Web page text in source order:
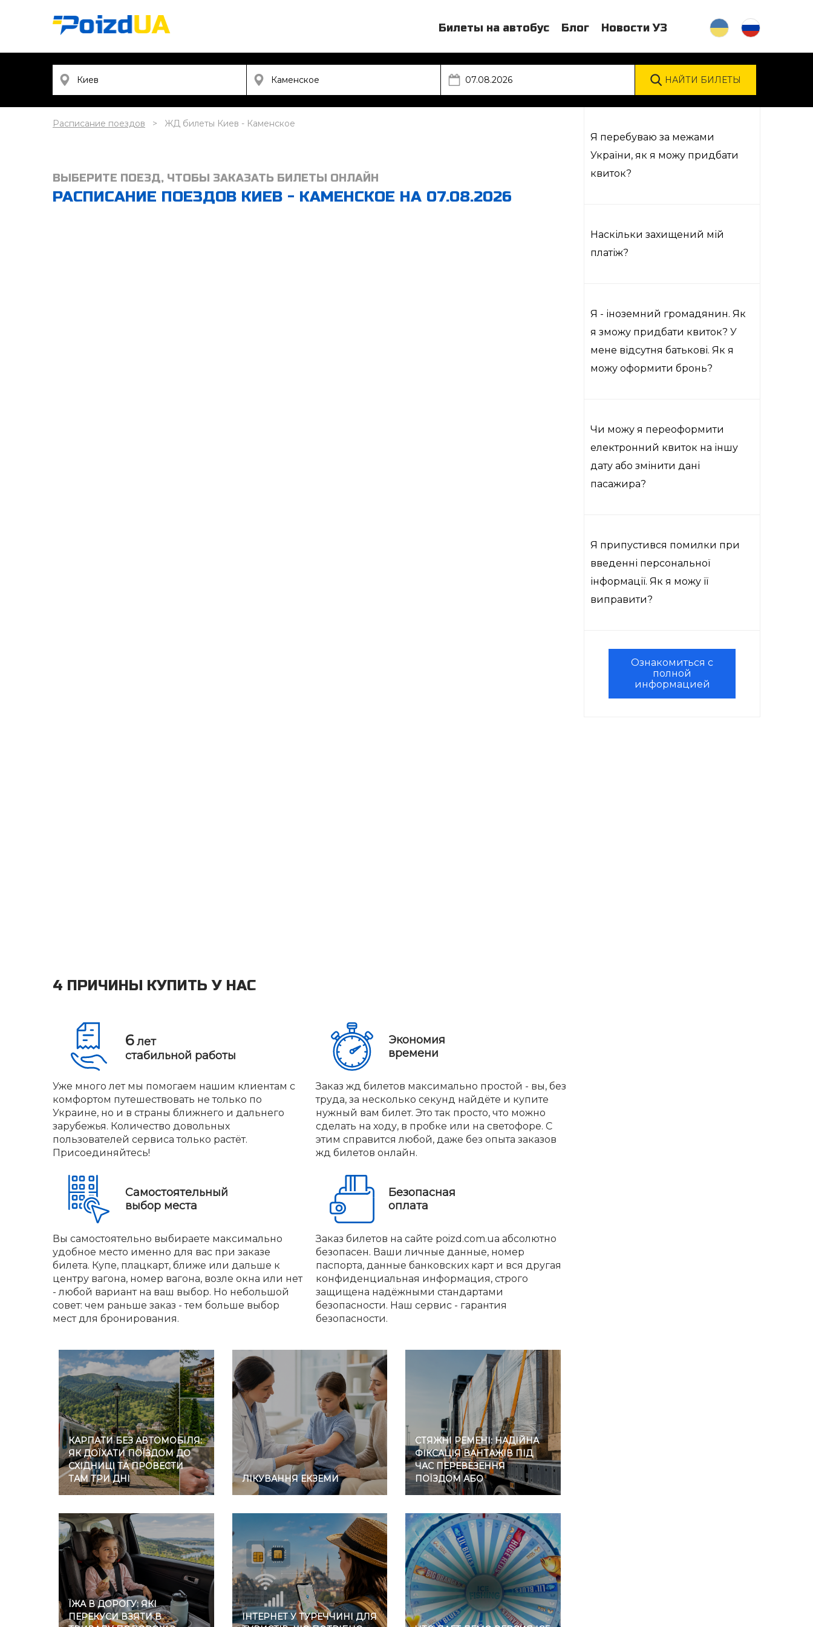
Билеты на автобус Блог Новости УЗ
Расписание поездов ЖД билеты Киев - Каменское
ВЫБЕРИТЕ ПОЕЗД, ЧТОБЫ ЗАКАЗАТЬ БИЛЕТЫ ОНЛАЙН
РАСПИСАНИЕ ПОЕЗДОВ КИЕВ - КАМЕНСКОЕ НА 07.08.2026
4 ПРИЧИНЫ КУПИТЬ У НАС
6лет
стабильной работы
Уже много лет мы помогаем нашим клиентам с
комфортом путешествовать не только по
Украине, но и в страны ближнего и дальнего
зарубежья. Количество довольных
пользователей сервиса только растёт.
Присоединяйтесь!
Экономия
времени
Заказ жд билетов максимально простой - вы, без
труда, за несколько секунд найдёте и купите
нужный вам билет. Это так просто, что можно
сделать на ходу, в пробке или на светофоре. С
этим справится любой, даже без опыта заказов
жд билетов онлайн.
Самостоятельный
выбор места
Вы самостоятельно выбираете максимально
удобное место именно для вас при заказе
билета. Купе, плацкарт, ближе или дальше к
центру вагона, номер вагона, возле окна или нет
- любой вариант на ваш выбор. Но небольшой
совет: чем раньше заказ - тем больше выбор
мест для бронирования.
Безопасная
оплата
Заказ билетов на сайте poizd.com.ua абсолютно
безопасен. Ваши личные данные, номер
паспорта, данные банковских карт и вся другая
конфиденциальная информация, строго
защищена надёжными стандартами
безопасности. Наш сервис - гарантия
безопасности.
КАРПАТИ БЕЗ АВТОМОБІЛЯ:
ЯК ДОЇХАТИ ПОЇЗДОМ ДО
СХІДНИЦІ ТА ПРОВЕСТИ
ТАМ ТРИ ДНІ
ЛІКУВАННЯ ЕКЗЕМИ
СТЯЖНІ РЕМЕНІ: НАДІЙНА
ФІКСАЦІЯ ВАНТАЖІВ ПІД
ЧАС ПЕРЕВЕЗЕННЯ
ПОЇЗДОМ АБО
АВТОМОБІЛЕМ
ЇЖА В ДОРОГУ: ЯКІ
ПЕРЕКУСИ ВЗЯТИ В
ІНТЕРНЕТ У ТУРЕЧЧИНІ ДЛЯ
Я перебуваю за межами
України, як я можу придбати
квиток?
Наскільки захищений мій
платіж?
Я - іноземний громадянин. Як
я зможу придбати квиток? У
мене відсутня батькові. Як я
можу оформити бронь?
Чи можу я переоформити
електронний квиток на іншу
дату або змінити дані
пасажира?
Я припустився помилки при
введенні персональної
інформації. Як я можу її
виправити?
Ознакомиться с
полной
информацией